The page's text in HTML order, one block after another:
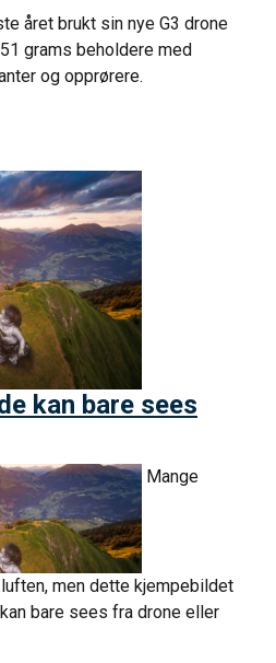
året brukt sin nye G3 drone
grams beholdere med
og opprørere.
kan bare sees
Mange
men dette kjempebildet
bare sees fra drone eller